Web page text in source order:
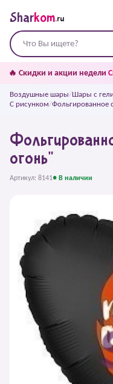
Sharkom.ru
🔥 Скидки и акции недели
Воздушные шары/Шары с
С рисунком/Фольгированное
огонь"
Артикул: 8141● В наличии